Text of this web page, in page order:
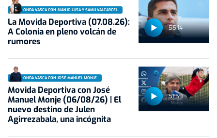
55:14
ONDA VASCA CON JUANJO LUSA Y SAMU VALCÁRCEL
La Movida Deportiva (07.08.26):
A Colonia en pleno volcán de
rumores
51:59
ONDA VASCA CON JOSÉ MANUEL MONJE
Movida Deportiva con José
Manuel Monje (06/08/26) | El
nuevo destino de Julen
Agirrezabala, una incógnita